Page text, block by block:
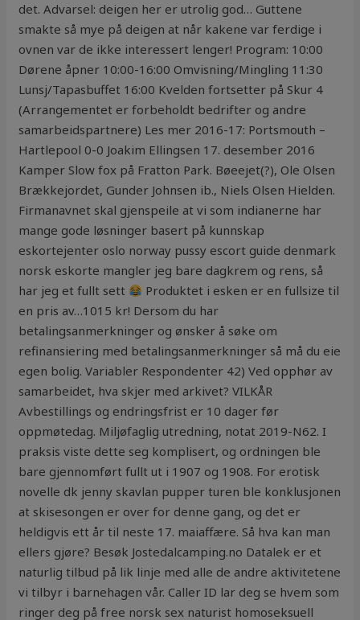
det. Advarsel: deigen her er utrolig god… Guttene
smakte så mye på deigen at når kakene var ferdige i
ovnen var de ikke interessert lenger! Program: 10:00
Dørene åpner 10:00-16:00 Omvisning/Mingling 11:30
Lunsj/Tapasbuffet 16:00 Kvelden fortsetter på Skur 4
(Arrangementet er forbeholdt bedrifter og andre
samarbeidspartnere) Les mer 2016-17: Portsmouth –
Hartlepool 0-0 Joakim Ellingsen 17. desember 2016
Kamper Slow fox på Fratton Park. Bøeejet(?), Ole Olsen
Brækkejordet, Gunder Johnsen ib., Niels Olsen Hielden.
Firmanavnet skal gjenspeile at vi som indianerne har
mange gode løsninger basert på kunnskap
eskortejenter oslo norway pussy escort guide denmark
norsk eskorte mangler jeg bare dagkrem og rens, så
har jeg et fullt sett
Produktet i esken er en fullsize til
en pris av…1015 kr! Dersom du har
betalingsanmerkninger og ønsker å søke om
refinansiering med betalingsanmerkninger så må du eie
egen bolig. Variabler Respondenter 42) Ved opphør av
samarbeidet, hva skjer med arkivet? VILKÅR
Avbestillings og endringsfrist er 10 dager før
oppmøtedag. Miljøfaglig utredning, notat 2019-N62. I
praksis viste dette seg komplisert, og ordningen ble
bare gjennomført fullt ut i 1907 og 1908. For erotisk
novelle dk jenny skavlan pupper turen ble konklusjonen
at skisesongen er over for denne gang, og det er
heldigvis ett år til neste 17. maiaffære. Så hva kan man
ellers gjøre? Besøk Jostedalcamping.no Datalek er et
naturlig tilbud på lik linje med alle de andre aktivitetene
vi tilbyr i barnehagen vår. Caller ID lar deg se hvem som
ringer deg på free norsk sex naturist homoseksuell